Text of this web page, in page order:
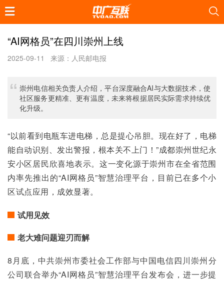
“AI网格员”在四川崇州上线
2025-09-11 来源：人民邮电报
崇州电信相关负责人介绍，平台深度融合AI与大数据技术，使
社区服务更精准、更有温度，未来将根据居民实际需求持续优
化升级。
“以前看到电瓶车进电梯，总是提心吊胆。现在好了，电梯
能自动识别、发出警报，根本关不上门！”成都崇州世纪永
安小区居民欣喜地表示。这一变化源于崇州市在全省范围
内率先推出的“AI网格员”智慧治理平台，目前已在多个小
区试点应用，成效显著。
试用见效
老大难问题迎刃而解
8月底，中共崇州市委社会工作部与中国电信四川崇州分
公司联合举办“AI网格员”智慧治理平台发布会，进一步提